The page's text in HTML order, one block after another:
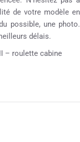
de votre modèle en
possible, une photo.
délais.
roulette cabine